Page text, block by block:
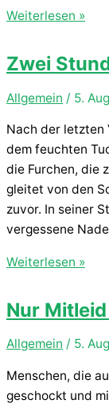
Die
Weiterlesen »
Zwei
Allgemein / 5.
Nach der letzten
dem feuchten
die Furchen, die
gleitet von den
zuvor. In seiner
vergessene
Zwei
älter
Weiterlesen »
Nur
Allgemein / 5.
Menschen, die
geschockt und